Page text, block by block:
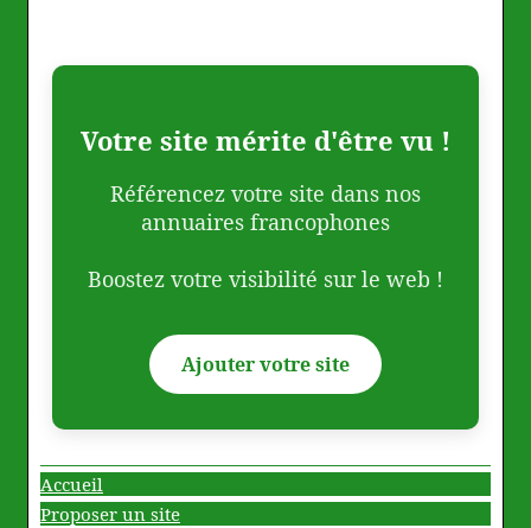
Votre site mérite d'être vu !
Référencez votre site dans nos
annuaires francophones
Boostez votre visibilité sur le web !
Ajouter votre site
Accueil
Proposer un site